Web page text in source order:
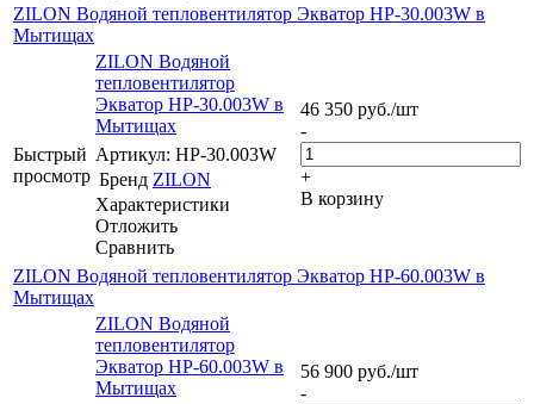
ZILON Водяной тепловентилятор Экватор HP-30.003W в
Мытищах
Быстрый
просмотр
ZILON Водяной
тепловентилятор
Экватор HP-30.003W в
Мытищах
Артикул: HP-30.003W
Бренд ZILON
Характеристики
Отложить
Сравнить
46 350 руб./шт
-
+
В корзину
ZILON Водяной тепловентилятор Экватор HP-60.003W в
Мытищах
ZILON Водяной
тепловентилятор
Экватор HP-60.003W в
Мытищах
56 900 руб./шт
-